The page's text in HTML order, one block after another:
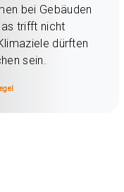
bei Gebäuden
trifft nicht
dürften
sein.